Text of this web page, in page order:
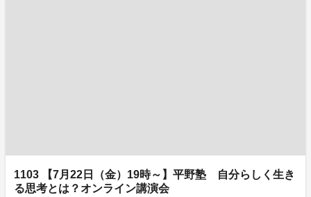
1103 【7月22日（金）19時～】平野塾 自分らしく生き
る思考とは？オンライン講演会